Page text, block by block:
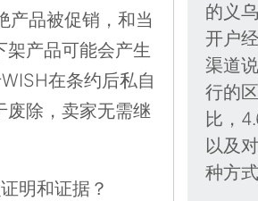
产品被促销，和当
产品可能会产生
在条约后私自
废除，卖家无需继
明和证据？
的义
开户
渠道
行的
比，
以及
种方式